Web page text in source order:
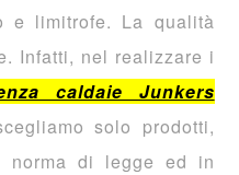
e limitrofe. La qualità
Infatti, nel realizzare i
caldaie Junkers
solo prodotti,
norma di legge ed in